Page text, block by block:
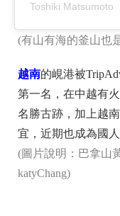
Toshiki Matsumoto
(有山有海的釜山也
越南的峴港被
第一名，在中越有
名勝古跡，加上越
宜，近期也成為國人
(圖片說明：巴拿山
katyChang)